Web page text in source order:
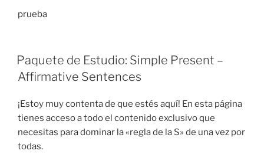
prueba
Paquete de Estudio: Simple Present –
Affirmative Sentences
¡Estoy muy contenta de que estés aquí! En esta página
tienes acceso a todo el contenido exclusivo que
necesitas para dominar la «regla de la S» de una vez por
todas.